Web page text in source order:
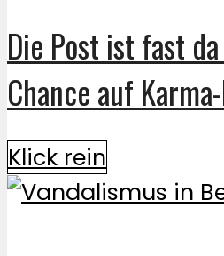
Die Post ist fast
Chance auf
Klick rein